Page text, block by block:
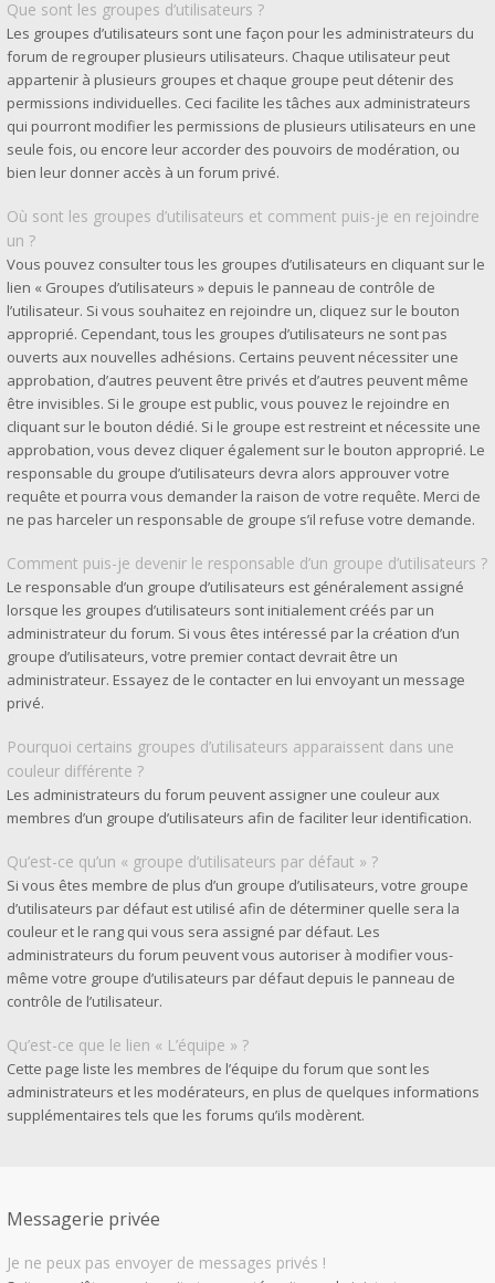
Que sont les groupes d’utilisateurs ?
Les groupes d’utilisateurs sont une façon pour les administrateurs du
forum de regrouper plusieurs utilisateurs. Chaque utilisateur peut
appartenir à plusieurs groupes et chaque groupe peut détenir des
permissions individuelles. Ceci facilite les tâches aux administrateurs
qui pourront modifier les permissions de plusieurs utilisateurs en une
seule fois, ou encore leur accorder des pouvoirs de modération, ou
bien leur donner accès à un forum privé.
Où sont les groupes d’utilisateurs et comment puis-je en rejoindre
un ?
Vous pouvez consulter tous les groupes d’utilisateurs en cliquant sur le
lien « Groupes d’utilisateurs » depuis le panneau de contrôle de
l’utilisateur. Si vous souhaitez en rejoindre un, cliquez sur le bouton
approprié. Cependant, tous les groupes d’utilisateurs ne sont pas
ouverts aux nouvelles adhésions. Certains peuvent nécessiter une
approbation, d’autres peuvent être privés et d’autres peuvent même
être invisibles. Si le groupe est public, vous pouvez le rejoindre en
cliquant sur le bouton dédié. Si le groupe est restreint et nécessite une
approbation, vous devez cliquer également sur le bouton approprié. Le
responsable du groupe d’utilisateurs devra alors approuver votre
requête et pourra vous demander la raison de votre requête. Merci de
ne pas harceler un responsable de groupe s’il refuse votre demande.
Comment puis-je devenir le responsable d’un groupe d’utilisateurs ?
Le responsable d’un groupe d’utilisateurs est généralement assigné
lorsque les groupes d’utilisateurs sont initialement créés par un
administrateur du forum. Si vous êtes intéressé par la création d’un
groupe d’utilisateurs, votre premier contact devrait être un
administrateur. Essayez de le contacter en lui envoyant un message
privé.
Pourquoi certains groupes d’utilisateurs apparaissent dans une
couleur différente ?
Les administrateurs du forum peuvent assigner une couleur aux
membres d’un groupe d’utilisateurs afin de faciliter leur identification.
Qu’est-ce qu’un « groupe d’utilisateurs par défaut » ?
Si vous êtes membre de plus d’un groupe d’utilisateurs, votre groupe
d’utilisateurs par défaut est utilisé afin de déterminer quelle sera la
couleur et le rang qui vous sera assigné par défaut. Les
administrateurs du forum peuvent vous autoriser à modifier vous-
même votre groupe d’utilisateurs par défaut depuis le panneau de
contrôle de l’utilisateur.
Qu’est-ce que le lien « L’équipe » ?
Cette page liste les membres de l’équipe du forum que sont les
administrateurs et les modérateurs, en plus de quelques informations
supplémentaires tels que les forums qu’ils modèrent.
Messagerie privée
Je ne peux pas envoyer de messages privés !